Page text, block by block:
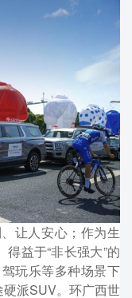
让人安心；作为生
益于“非长强大”的
玩乐等多种场景下
派SUV。环广西世